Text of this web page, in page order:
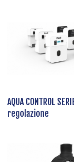
AQUA CONTROL
regolazione